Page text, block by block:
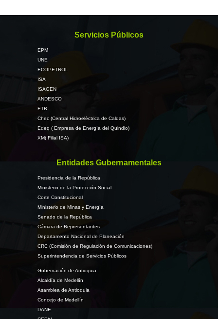
Servicios Públicos
EPM
UNE
ECOPETROL
ISA
ISAGEN
ANDESCO
ETB
Chec (Central Hidroeléctrica de Caldas)
Edeq ( Empresa de Energía del Quindio)
XM( Filial ISA)
Entidades Gubernamentales
Presidencia de la República
Ministerio de la Protección Social
Corte Constitucional
Ministerio de Minas y Energía
Senado de la República
Cámara de Representantes
Departamento Nacional de Planeación
CRC (Comisión de Regulación de Comunicaciones)
Superintendencia de Servicios Públicos
Gobernación de Antioquia
Alcaldía de Medellín
Asamblea de Antioquia
Concejo de Medellín
DANE